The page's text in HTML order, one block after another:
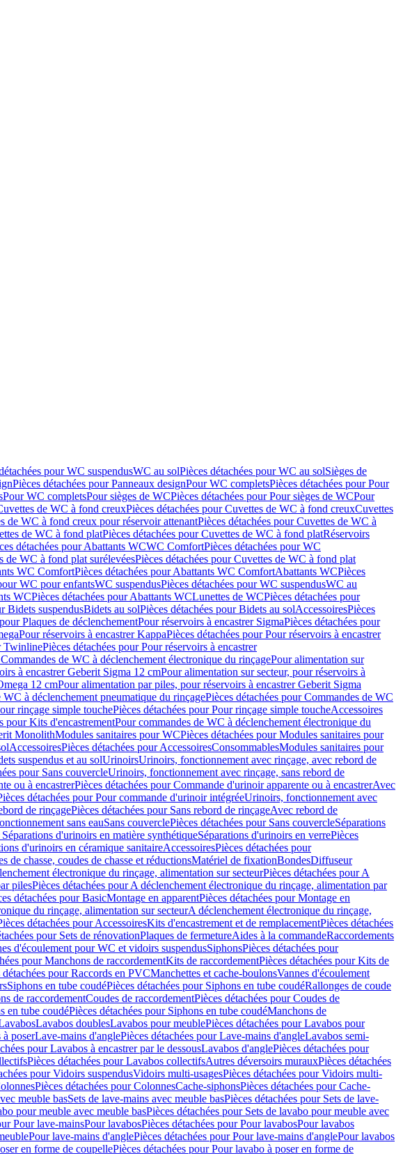
pour WC suspendusWC au solPièces détachées pour WC au solSièges de
Pièces détachées pour Panneaux designPour WC completsPièces détachées pour Pour
Pour WC completsPour sièges de WCPièces détachées pour Pour sièges de WCPour
de WC à fond creuxPièces détachées pour Cuvettes de WC à fond creuxCuvettes
de WC à fond creux pour réservoir attenantPièces détachées pour Cuvettes de WC à
de WC à fond platPièces détachées pour Cuvettes de WC à fond platRéservoirs
détachées pour Abattants WCWC ComfortPièces détachées pour WC
de WC à fond plat surélevéesPièces détachées pour Cuvettes de WC à fond plat
WC ComfortPièces détachées pour Abattants WC ComfortAbattants WCPièces
WC pour enfantsWC suspendusPièces détachées pour WC suspendusWC au
WCPièces détachées pour Abattants WCLunettes de WCPièces détachées pour
Bidets suspendusBidets au solPièces détachées pour Bidets au solAccessoiresPièces
Plaques de déclenchementPour réservoirs à encastrer SigmaPièces détachées pour
Pour réservoirs à encastrer KappaPièces détachées pour Pour réservoirs à encastrer
TwinlinePièces détachées pour Pour réservoirs à encastrer
de WC à déclenchement électronique du rinçagePour alimentation sur
à encastrer Geberit Sigma 12 cmPour alimentation sur secteur, pour réservoirs à
12 cmPour alimentation par piles, pour réservoirs à encastrer Geberit Sigma
WC à déclenchement pneumatique du rinçagePièces détachées pour Commandes de WC
rinçage simple touchePièces détachées pour Pour rinçage simple toucheAccessoires
pour Kits d'encastrementPour commandes de WC à déclenchement électronique du
MonolithModules sanitaires pour WCPièces détachées pour Modules sanitaires pour
AccessoiresPièces détachées pour AccessoiresConsommablesModules sanitaires pour
suspendus et au solUrinoirsUrinoirs, fonctionnement avec rinçage, avec rebord de
pour Sans couvercleUrinoirs, fonctionnement avec rinçage, sans rebord de
ou à encastrerPièces détachées pour Commande d'urinoir apparente ou à encastrerAvec
détachées pour Pour commande d'urinoir intégréeUrinoirs, fonctionnement avec
de rinçagePièces détachées pour Sans rebord de rinçageAvec rebord de
sans eauSans couverclePièces détachées pour Sans couvercleSéparations
d'urinoirs en matière synthétiqueSéparations d'urinoirs en verrePièces
d'urinoirs en céramique sanitaireAccessoiresPièces détachées pour
de chasse, coudes de chasse et réductionsMatériel de fixationBondesDiffuseur
électronique du rinçage, alimentation sur secteurPièces détachées pour A
pilesPièces détachées pour A déclenchement électronique du rinçage, alimentation par
détachées pour BasicMontage en apparentPièces détachées pour Montage en
du rinçage, alimentation sur secteurA déclenchement électronique du rinçage,
détachées pour AccessoiresKits d'encastrement et de remplacementPièces détachées
pour Sets de rénovationPlaques de fermetureAides à la commandeRaccordements
d'écoulement pour WC et vidoirs suspendusSiphonsPièces détachées pour
pour Manchons de raccordementKits de raccordementPièces détachées pour Kits de
détachées pour Raccords en PVCManchettes et cache-boulonsVannes d'écoulement
Siphons en tube coudéPièces détachées pour Siphons en tube coudéRallonges de coude
de raccordementCoudes de raccordementPièces détachées pour Coudes de
en tube coudéPièces détachées pour Siphons en tube coudéManchons de
Lavabos doublesLavabos pour meublePièces détachées pour Lavabos pour
poserLave-mains d'anglePièces détachées pour Lave-mains d'angleLavabos semi-
pour Lavabos à encastrer par le dessousLavabos d'anglePièces détachées pour
Pièces détachées pour Lavabos collectifsAutres déversoirs murauxPièces détachées
pour Vidoirs suspendusVidoirs multi-usagesPièces détachées pour Vidoirs multi-
Pièces détachées pour ColonnesCache-siphonsPièces détachées pour Cache-
meuble basSets de lave-mains avec meuble basPièces détachées pour Sets de lave-
pour meuble avec meuble basPièces détachées pour Sets de lavabo pour meuble avec
Pour lave-mainsPour lavabosPièces détachées pour Pour lavabosPour lavabos
Pour lave-mains d'anglePièces détachées pour Pour lave-mains d'anglePour lavabos
en forme de coupellePièces détachées pour Pour lavabo à poser en forme de